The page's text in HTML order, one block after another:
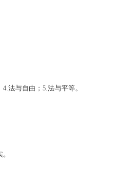
法与自由；5.法与平等。